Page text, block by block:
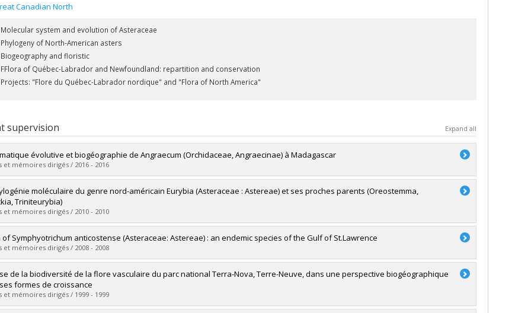
Canadian North
Molecular system and evolution of Asteraceae
Phylogeny of North-American asters
Biogeography and floristic
FFlora of Québec-Labrador and Newfoundland: repartition and conservation
Projects: "Flore du Québec-Labrador nordique" and "Flora of North America"
supervision Expand all
évolutive et biogéographie de Angraecum (Orchidaceae, Angraecinae) à Madagascar
et mémoires dirigés / 2016 - 2016
:Andriananjamanantsoa, Herinandrianina N.
Doctoral
:Ph. D.
le document dans Papyrus
moléculaire du genre nord-américain Eurybia (Asteraceae : Astereae) et ses proches parents (Oreostemma,
Triniteurybia)
et mémoires dirigés / 2010 - 2010
:Selliah, Sugirthini
Master's
:M. Sc.
le document dans Papyrus
of Symphyotrichum anticostense (Asteraceae: Astereae) : an endemic species of the Gulf of St.Lawrence
et mémoires dirigés / 2008 - 2008
:Vaezi, Jamil
Doctoral
:Ph. D.
le document dans Papyrus
de la biodiversité de la flore vasculaire du parc national Terra-Nova, Terre-Neuve, dans une perspective biogéographique
formes de croissance
et mémoires dirigés / 1999 - 1999